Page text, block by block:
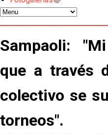
Kochorashvili, seria
del campo sevillista
Sow muy cerca de cerrar
Oso es el siguiente en
El Sevilla FC oficializa la
Sampaoli:
que a través
colectivo se
torneos".